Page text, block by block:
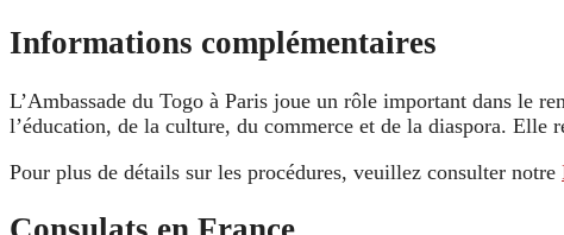
Informations complémentaires
L’Ambassade du Togo à Paris joue un rôle important dans le
l’éducation, de la culture, du commerce et de la diaspora. Elle
Pour plus de détails sur les procédures, veuillez consulter notre